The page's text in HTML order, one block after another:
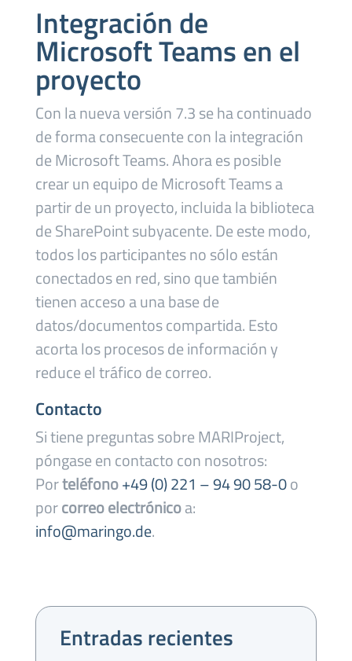
Integración de
Microsoft Teams en el
proyecto
Con la nueva versión 7.3 se ha continuado
de forma consecuente con la integración
de Microsoft Teams. Ahora es posible
crear un equipo de Microsoft Teams a
partir de un proyecto, incluida la biblioteca
de SharePoint subyacente. De este modo,
todos los participantes no sólo están
conectados en red, sino que también
tienen acceso a una base de
datos/documentos compartida. Esto
acorta los procesos de información y
reduce el tráfico de correo.
Contacto
Si tiene preguntas sobre MARIProject,
póngase en contacto con nosotros:
Porteléfono+49 (0) 221 – 94 90 58-0o
porcorreo electrónicoa:
info@maringo.de.
Entradas recientes